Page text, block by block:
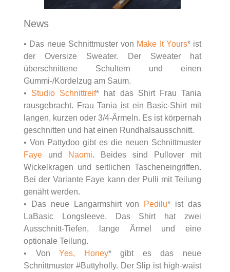
News
• Das neue Schnittmuster von Make It Yours* ist
der Oversize Sweater. Der Sweater hat
überschnittene Schultern und einen
Gummi-/Kordelzug am Saum.
• Studio Schnittreif* hat das Shirt Frau Tania
rausgebracht. Frau Tania ist ein Basic-Shirt mit
langen, kurzen oder 3/4-Ärmeln. Es ist körpernah
geschnitten und hat einen Rundhalsausschnitt.
• Von Pattydoo gibt es die neuen Schnittmuster
Faye und Naomi. Beides sind Pullover mit
Wickelkragen und seitlichen Tascheneingriffen.
Bei der Variante Faye kann der Pulli mit Teilung
genäht werden.
• Das neue Langarmshirt von
Pedilu* ist das
LaBasic Longsleeve. Das Shirt hat zwei
Ausschnitt-Tiefen, lange Ärmel und eine
optionale Teilung.
• VonYes, Honey* gibt es das neue
Schnittmuster #Buttyholly. Der Slip ist high-waist